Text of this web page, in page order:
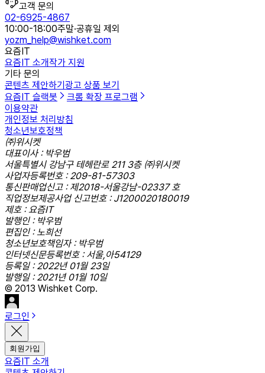
고객 문의
02-6925-4867
10:00-18:00주말·공휴일 제외
yozm_help@wishket.com
요즘IT
요즘IT 소개작가 지원
기타 문의
콘텐츠 제안하기 광고 상품 보기
요즘IT 슬랙봇
크롬 확장 프로그램
이용약관
개인정보 처리방침
청소년보호정책
㈜위시켓
대표이사 : 박우범
서울특별시 강남구 테헤란로 211 3층 ㈜위시켓
사업자등록번호 : 209-81-57303
통신판매업신고 : 제2018-서울강남-02337 호
직업정보제공사업 신고번호 : J1200020180019
제호 : 요즘IT
발행인 : 박우범
편집인 : 노희선
청소년보호책임자 : 박우범
인터넷신문등록번호 : 서울,아54129
등록일 : 2022년 01월 23일
발행일 : 2021년 01월 10일
© 2013 Wishket Corp.
로그인
회원가입
요즘IT 소개